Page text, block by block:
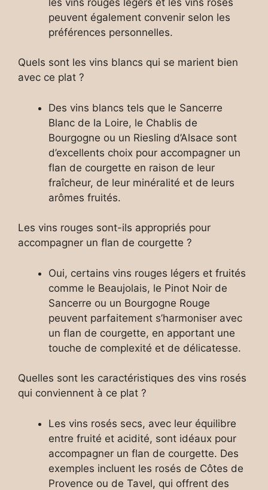
peuvent également convenir selon les
préférences personnelles.
Quels sont les vins blancs qui se marient bien
avec ce plat ?
Des vins blancs tels que le Sancerre
Blanc de la Loire, le Chablis de
Bourgogne ou un Riesling d’Alsace sont
d’excellents choix pour accompagner un
flan de courgette en raison de leur
fraîcheur, de leur minéralité et de leurs
arômes fruités.
Les vins rouges sont-ils appropriés pour
accompagner un flan de courgette ?
Oui, certains vins rouges légers et fruités
comme le Beaujolais, le Pinot Noir de
Sancerre ou un Bourgogne Rouge
peuvent parfaitement s’harmoniser avec
un flan de courgette, en apportant une
touche de complexité et de délicatesse.
Quelles sont les caractéristiques des vins rosés
qui conviennent à ce plat ?
Les vins rosés secs, avec leur équilibre
entre fruité et acidité, sont idéaux pour
accompagner un flan de courgette. Des
exemples incluent les rosés de Côtes de
Provence ou de Tavel, qui offrent des